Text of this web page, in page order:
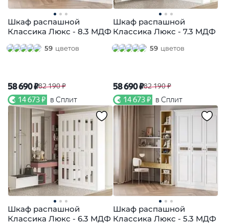
Шкаф распашной
Классика Люкс - 8.3 МДФ
59 цветов
58 690 ₽82 190 ₽
14 673 ₽ в Сплит
Шкаф распашной
Классика Люкс - 7.3 МДФ
59 цветов
58 690 ₽82 190 ₽
14 673 ₽ в Сплит
Шкаф распашной
Классика Люкс - 6.3 МДФ
Шкаф распашной
Классика Люкс - 5.3 МДФ